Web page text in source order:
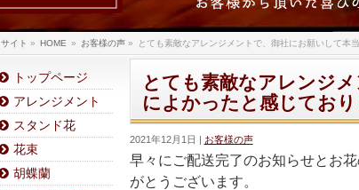
サイト » HOME » お客様の声» とても素敵なアレンジメントで、御社にお願いして本
とても素敵なアレンジ
によかったと感じており
2021年12月1日 お客様の声
早々にご配送完了のお知らせとお
がとうございます。
トップページ
アレンジメント
スタンド花
花束
胡蝶蘭